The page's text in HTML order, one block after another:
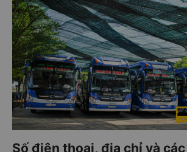
Số điện thoại, địa chỉ và